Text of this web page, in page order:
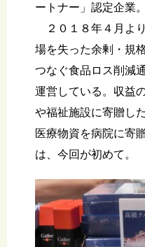
ートナー」認定企業。
２０１８年４月よ
場を失った余剰・規
つなぐ食品ロス削減
運営している。収益
や福祉施設に寄贈し
医療物資を病院に寄
は、今回が初めて。